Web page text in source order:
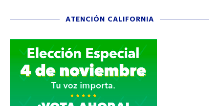
ATENCIÓN CALIFORNIA